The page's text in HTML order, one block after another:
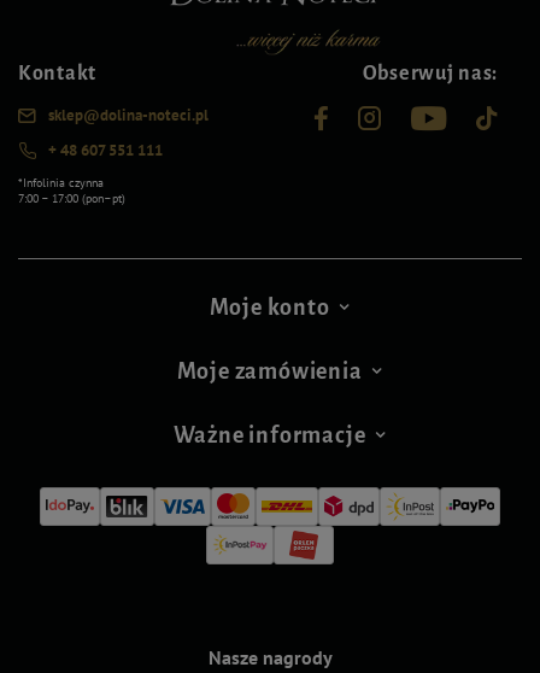
Kontakt
sklep@dolina-noteci.pl
+ 48 607 551 111
*Infolinia czynna
7:00 – 17:00 (pon–pt)
Obserwuj nas:
Moje konto
Moje zamówienia
Ważne informacje
Nasze nagrody